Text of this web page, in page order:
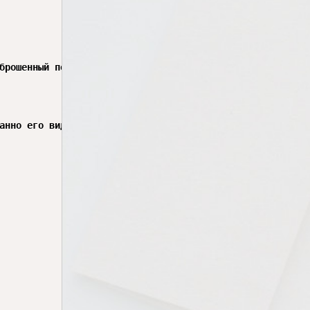
порт базы
его видел